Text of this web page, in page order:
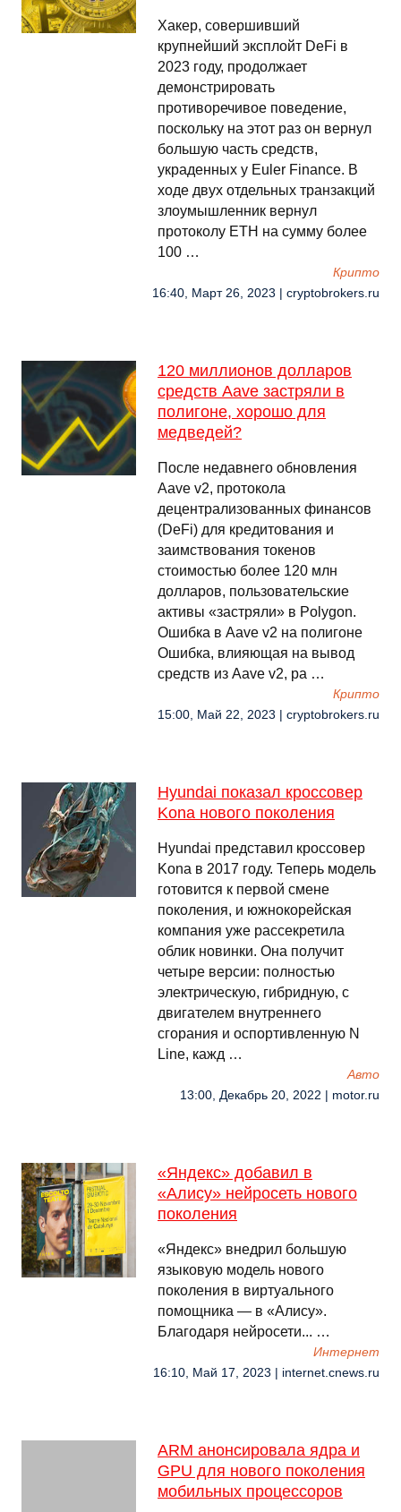
Хакер, совершивший
крупнейший эксплойт DeFi в
2023 году, продолжает
демонстрировать
противоречивое поведение,
поскольку на этот раз он вернул
большую часть средств,
украденных у Euler Finance. В
ходе двух отдельных транзакций
злоумышленник вернул
протоколу ETH на сумму более
100 …
Крипто
16:40, Март 26, 2023 | cryptobrokers.ru
120 миллионов долларов
средств Aave застряли в
полигоне, хорошо для
медведей?
После недавнего обновления
Aave v2, протокола
децентрализованных финансов
(DeFi) для кредитования и
заимствования токенов
стоимостью более 120 млн
долларов, пользовательские
активы «застряли» в Polygon.
Ошибка в Aave v2 на полигоне
Ошибка, влияющая на вывод
средств из Aave v2, ра …
Крипто
15:00, Май 22, 2023 | cryptobrokers.ru
Hyundai показал кроссовер
Kona нового поколения
Hyundai представил кроссовер
Kona в 2017 году. Теперь модель
готовится к первой смене
поколения, и южнокорейская
компания уже рассекретила
облик новинки. Она получит
четыре версии: полностью
электрическую, гибридную, с
двигателем внутреннего
сгорания и оспортивленную N
Line, кажд …
Авто
13:00, Декабрь 20, 2022 | motor.ru
«Яндекс» добавил в
«Алису» нейросеть нового
поколения
«Яндекс» внедрил большую
языковую модель нового
поколения в виртуального
помощника — в «Алису».
Благодаря нейросети... …
Интернет
16:10, Май 17, 2023 | internet.cnews.ru
ARM анонсировала ядра и
GPU для нового поколения
мобильных процессоров